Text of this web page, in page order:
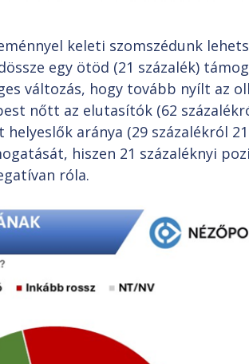
keleti szomszédunk
egy ötöd (21 százalék)
változás, hogy tovább nyílt az
nőtt az elutasítók (62
aránya (29 százalékról
hiszen 21 százaléknyi
róla.